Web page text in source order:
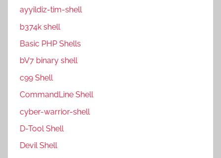
ayyildiz-tim-shell
b374k shell
Basic PHP Shells
bV7 binary shell
c99 Shell
CommandLine Shell
cyber-warrior-shell
D-Tool Shell
Devil Shell